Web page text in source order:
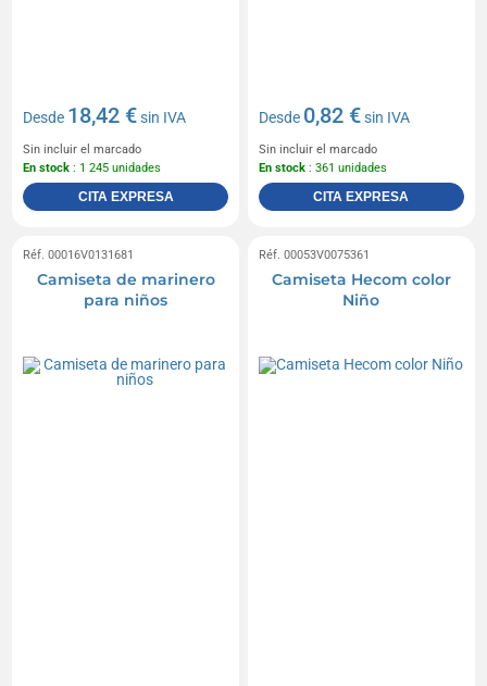
Desde 18,42 €sin IVA
Sin incluir el marcado
En stock : 1 245 unidades
CITA EXPRESA
Desde 0,82 €sin IVA
Sin incluir el marcado
En stock : 361 unidades
CITA EXPRESA
Réf. 00016V0131681
Camiseta de marinero
para niños
Réf. 00053V0075361
Camiseta Hecom color
Niño